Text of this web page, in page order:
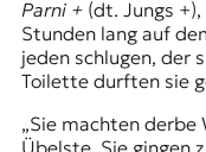
Parni +(dt. Jungs +),
Stunden lang auf
jeden schlugen, der
Toilette durften sie
„Sie machten